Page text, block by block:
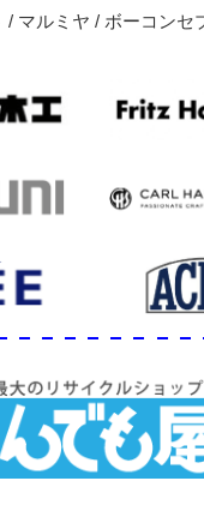
/ マルミヤ / ボーコンセ